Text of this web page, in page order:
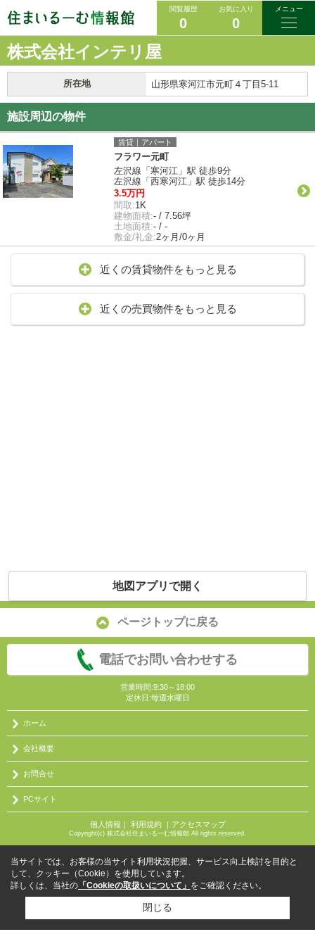
閲覧履歴
0
お気に入り
0
メニュー
株式会社インテリ屋
所在地 山形県寒河江市元町４丁目5-11
施設周辺の物件
賃貸｜アパート
フラワー元町
左沢線「寒河江」駅 徒歩9分
左沢線「西寒河江」駅 徒歩14分
3.5万円
間取:1K
建物面積:- / 7.56坪
土地面積:- / -
敷金/礼金:2ヶ月/0ヶ月
近くの賃貸物件をもっと見る
近くの売買物件をもっと見る
地図アプリで開く
ページトップに戻る
電話でお問い合わせする
営業時間:9:30～18:00
定休日:毎週水曜日
ホーム
会社概要
お問合せ
PCサイト
個人情報 ｜ 利用規約｜ アクセスマップ
Copyright(c) 株式会社住まいるーむ情報館 All rights reserved.
当サイトでは、お客様の当サイト利用状況把握、サービス向上検討を目的と
して、クッキー（Cookie）を使用しています。
詳しくは、当社の 「Cookieの取扱いについて」 をご確認ください。
閉じる